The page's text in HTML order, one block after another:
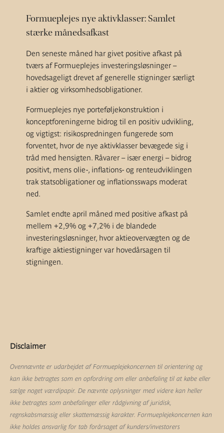
Formueplejes nye aktivklasser: Samlet
stærke månedsafkast
Den seneste måned har givet positive afkast på
tværs af Formueplejes investeringsløsninger –
hovedsageligt drevet af generelle stigninger særligt
i aktier og virksomhedsobligationer.
Formueplejes nye porteføljekonstruktion i
konceptforeningerne bidrog til en positiv udvikling,
og vigtigst: risikospredningen fungerede som
forventet, hvor de nye aktivklasser bevægede sig i
tråd med hensigten. Råvarer – især energi – bidrog
positivt, mens olie-, inflations- og renteudviklingen
trak statsobligationer og inflationsswaps moderat
ned.
Samlet endte april måned med positive afkast på
mellem +2,9% og +7,2% i de blandede
investeringsløsninger, hvor aktieovervægten og de
kraftige aktiestigninger var hovedårsagen til
stigningen.
Disclaimer
Ovennævnte er udarbejdet af Formueplejekoncernen til orientering og
kan ikke betragtes som en opfordring om eller anbefaling til at købe eller
sælge noget værdipapir. De nævnte oplysninger med videre kan heller
ikke betragtes som anbefalinger eller rådgivning af juridisk,
regnskabsmæssig eller skattemæssig karakter. Formueplejekoncernen kan
ikke holdes ansvarlig for tab forårsaget af kunders/investorers